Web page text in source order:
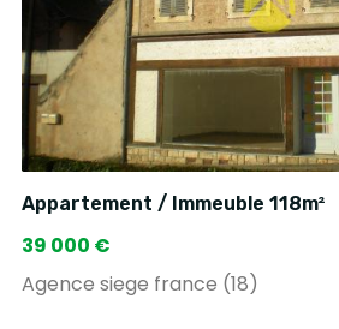
Appartement / Immeuble 118m²
39 000 €
Agence siege france (18)